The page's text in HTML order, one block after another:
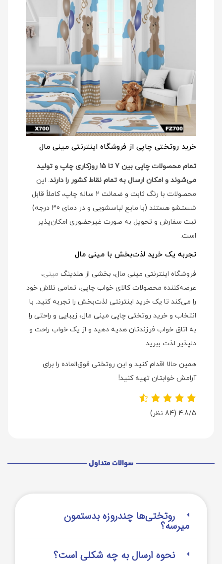
خرید روتختی چاپی از فروشگاه اینترنتی مینی مال
تمام محصولات چاپی بین 7 تا 15 روزکاری چاپ و تولید
می‌شوند و امکان ارسال به تمام نقاط کشور را دارند. این
محصولات با رنگ ثابت و ضمانت 2 ساله چاپ، کاملاً قابل
شستشو هستند (با مایع لباسشویی و در دمای 30 درجه)
ثبت سفارش و تحویل به صورت غیرحضوری امکان‌پذیر
است.
تجربه یک خرید لذت‌بخش با مینی مال
فروشگاه اینترنتی مینی مال، بخشی از هلدینگ مینی،
عرضه‌کننده محصولات کالای خواب چاپی، تمامی تلاش خود
را می‌کند تا یک خرید اینترنتی لذت‌بخش را تجربه کنید. با
انتخاب و خرید روتختی چاپی مینی مال، زیبایی و راحتی را
به اتاق خواب فرزندتان هدیه دهید و از یک خواب راحت و
دلپذیر لذت ببرید.
همین حالا اقدام کنید و این روتختی فوق‌العاده را برای
آرامش خوابتان تهیه کنید!
4.8/5 (84 نظر)
سوالات متداول
روتختی‌‌ها چندروزه بدستمون
میرسه؟
نحوه ارسال به چه شکلی است؟